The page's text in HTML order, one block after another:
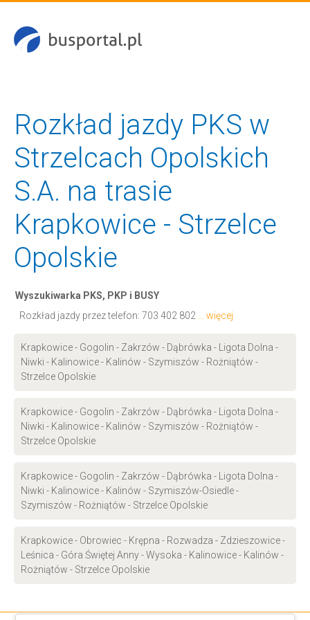
Rozkład jazdy PKS w
Strzelcach Opolskich
S.A. na trasie
Krapkowice - Strzelce
Opolskie
Wyszukiwarka PKS, PKP i BUSY
Rozkład jazdy przez telefon: 703 402 802 ... więcej
Krapkowice - Gogolin - Zakrzów - Dąbrówka - Ligota Dolna -
Niwki - Kalinowice - Kalinów - Szymiszów - Rożniątów -
Strzelce Opolskie
Krapkowice - Gogolin - Zakrzów - Dąbrówka - Ligota Dolna -
Niwki - Kalinowice - Kalinów - Szymiszów - Rożniątów -
Strzelce Opolskie
Krapkowice - Gogolin - Zakrzów - Dąbrówka - Ligota Dolna -
Niwki - Kalinowice - Kalinów - Szymiszów-Osiedle -
Szymiszów - Rożniątów - Strzelce Opolskie
Krapkowice - Obrowiec - Krępna - Rozwadza - Zdzieszowice -
Leśnica - Góra Świętej Anny - Wysoka - Kalinowice - Kalinów -
Rożniątów - Strzelce Opolskie